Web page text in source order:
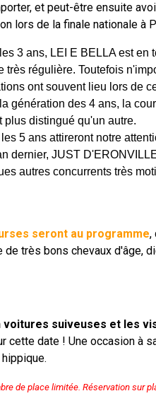
et peut-être ensuite
lors de la finale nationale à
3 ans, LEI E BELLA est en
très régulière. Toutefois
ont souvent lieu lors de
génération des 4 ans, la
plus distingué qu'un autre.
les 5 ans attireront notre
dernier, JUST
autres concurrents très
seront au programme,
de très bons chevaux d'âge,
voitures suiveuses et les
cette date ! Une occasion à
de place limitée. Réservation sur